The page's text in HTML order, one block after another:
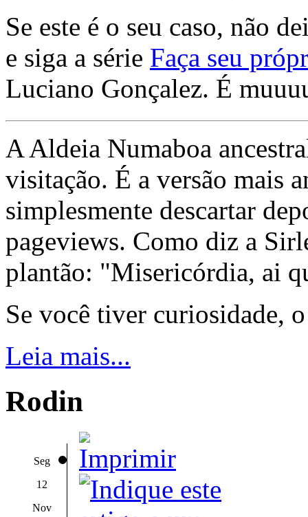
Se este é o seu caso, não
e siga a série Faça seu
Luciano Gonçalez. É
A Aldeia Numaboa
visitação. É a versão mais
simplesmente descartar
pageviews. Como diz a
plantão: "Misericórdia, ai
Se você tiver curiosidade,
Leia mais...
Rodin
Seg
12
Nov